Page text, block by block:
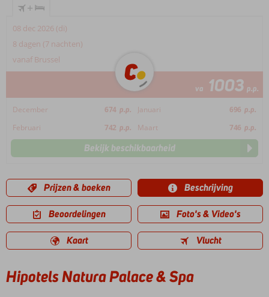
+
08 dec 2026 (di)
8 dagen (7 nachten)
vanaf Brussel
va 1003 p.p.
December 674 p.p. Januari 696 p.p.
Februari
742 p.p. Maart 746 p.p.
Bekijk beschikbaarheid
Prijzen & boeken Beschrijving
Beoordelingen Foto's & Video's
Kaart Vlucht
Hipotels Natura Palace & Spa